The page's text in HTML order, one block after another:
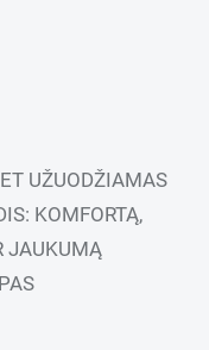
UŽUODŽIAMAS
KOMFORTĄ,
JAUKUMĄ